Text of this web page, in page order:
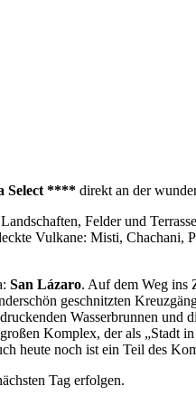
Select **** direkt an der
Felder und
Vulkane: Misti,
San Lázaro. Auf dem Weg ins
geschnitzten
Wasserbrunnen
Komplex, der als „Stadt
heute noch ist ein Teil des
Tag erfolgen.